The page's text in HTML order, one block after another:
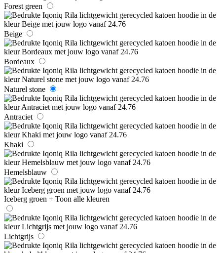
Forest green
Beige
Bordeaux
Naturel stone
Antraciet
Khaki
Hemelsblauw
Iceberg groen + Toon alle kleuren
Lichtgrijs